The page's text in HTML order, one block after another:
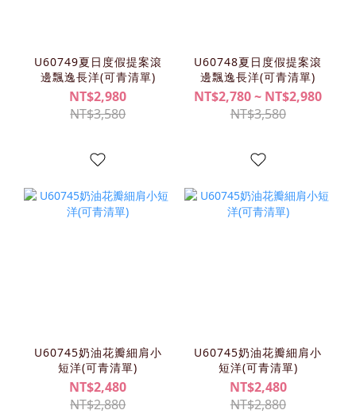
U60749夏日度假提案滾
邊飄逸長洋(可青清單)
NT$2,980
NT$3,580
U60748夏日度假提案滾
邊飄逸長洋(可青清單)
NT$2,780 ~ NT$2,980
NT$3,580
U60745奶油花瓣細肩小
短洋(可青清單)
NT$2,480
NT$2,880
U60745奶油花瓣細肩小
短洋(可青清單)
NT$2,480
NT$2,880